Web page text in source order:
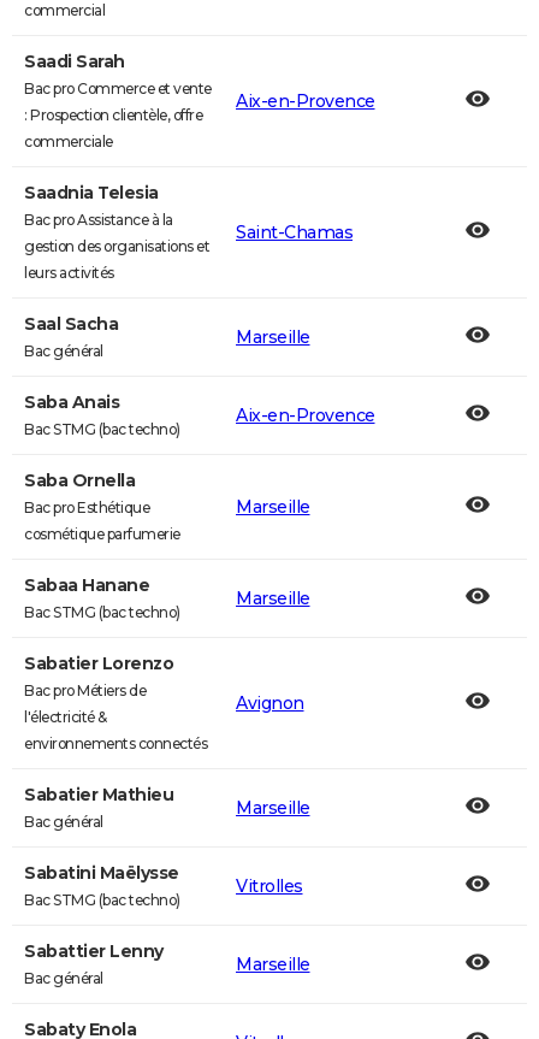
commercial
Saadi Sarah
Bac pro Commerce et vente
: Prospection clientèle, offre
commerciale
Aix-en-Provence
Saadnia Telesia
Bac pro Assistance à la
gestion des organisations et
leurs activités
Saint-Chamas
Saal Sacha
Bac général
Marseille
Saba Anais
Bac STMG (bac techno)
Aix-en-Provence
Saba Ornella
Bac pro Esthétique
cosmétique parfumerie
Marseille
Sabaa Hanane
Bac STMG (bac techno)
Marseille
Sabatier Lorenzo
Bac pro Métiers de
l'électricité &
environnements connectés
Avignon
Sabatier Mathieu
Bac général
Marseille
Sabatini Maëlysse
Bac STMG (bac techno)
Vitrolles
Sabattier Lenny
Bac général
Marseille
Sabaty Enola